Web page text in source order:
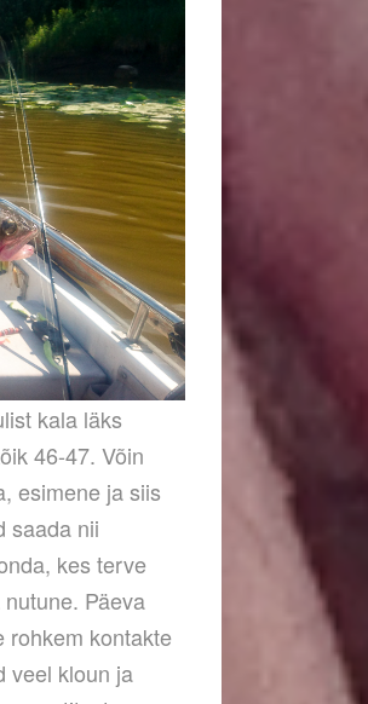
kala läks
46-47. Võin
esimene ja siis
saada nii
kes terve
Päeva
rohkem kontakte
veel kloun ja